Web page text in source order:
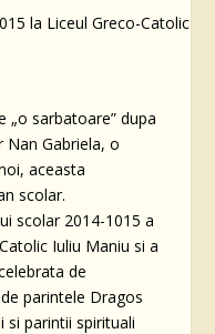
„o sarbatoare” dupa
Nan Gabriela, o
aceasta
scolar.
scolar 2014-1015 a
Iuliu Maniu si a
de
parintele Dragos
si parintii spirituali